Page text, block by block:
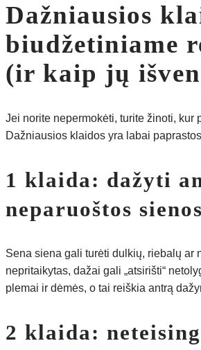
Dažniausios
biudžetiniame
(ir kaip jų
Jei norite nepermokėti, turite žinoti, kur
Dažniausios klaidos yra labai
1 klaida: dažyti
neparuoštos sienos
Sena siena gali turėti dulkių, riebalų ar
nepritaikytas, dažai gali „atsirišti“
plemai ir dėmės, o tai reiškia antrą
2 klaida: